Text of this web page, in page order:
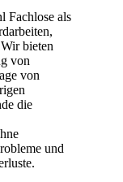
Fachlose als
bieten
von
von
die
und